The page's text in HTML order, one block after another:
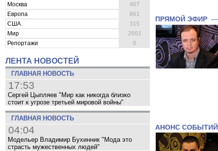
Москва
407
Европа
861
США
315
Мир
2001
Репортажи
0
ЛЕНТА НОВОСТЕЙ
ГЛАВНАЯ НОВОСТЬ
17:53
Сергей Цыпляев "Мир как никогда близко
стоит к угрозе третьей мировой войны"
ГЛАВНАЯ НОВОСТЬ
04:04
Модельер Владимир Бухинник "Мода это
страсть мужественных людей"
ПРЯМОЙ ЭФИР
АНОНС СОБЫТИЙ